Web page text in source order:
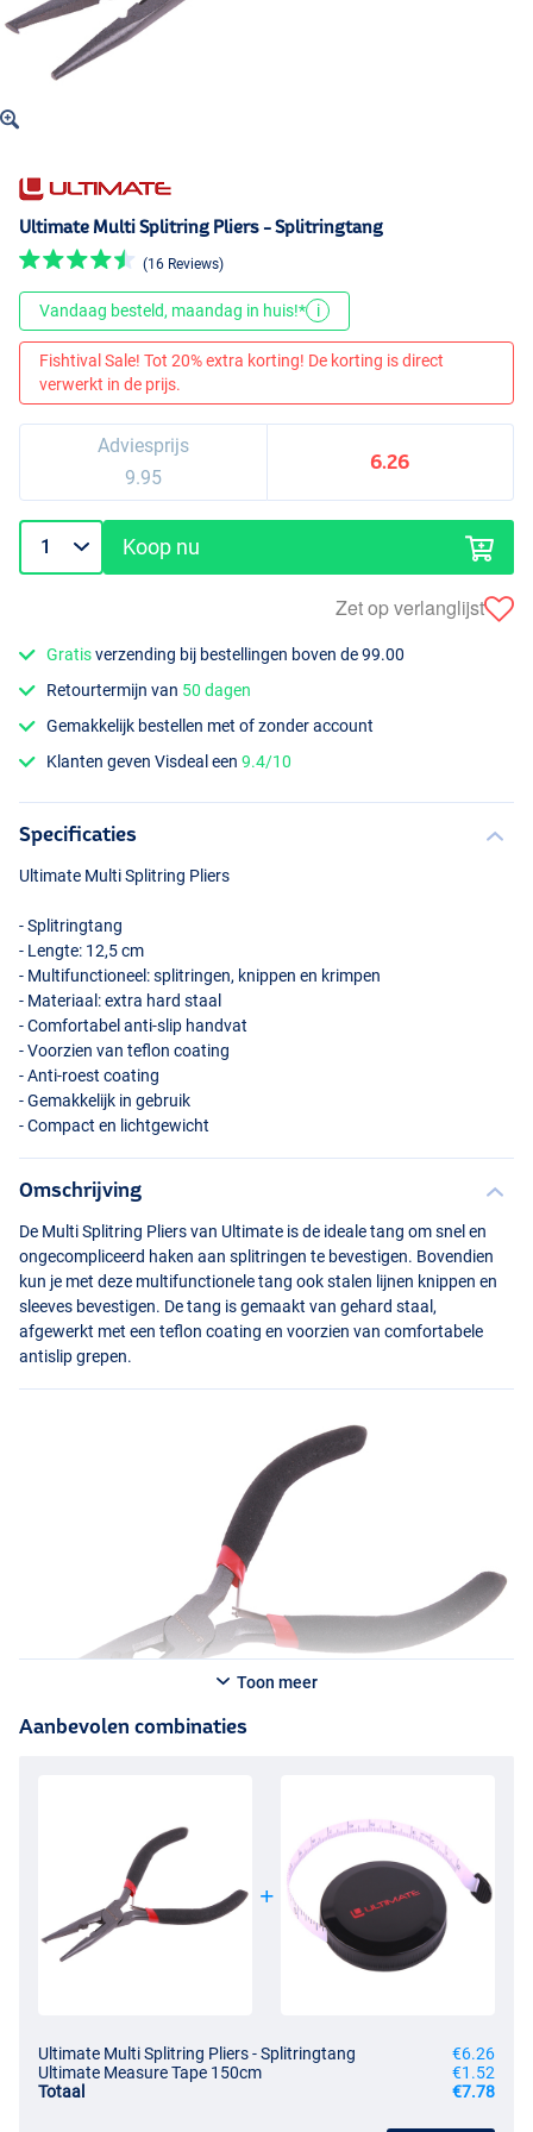
Ultimate Multi Splitring Pliers - Splitringtang
(16 Reviews)
Vandaag besteld, maandag in huis!* i
Fishtival Sale! Tot 20% extra korting! De korting is direct
verwerkt in de prijs.
Adviesprijs
9.95
6.26
Koop nu
Zet op verlanglijst
Gratisverzending bij bestellingen boven de 99.00
Retourtermijn van 50 dagen
Gemakkelijk bestellen met of zonder account
Klanten geven Visdeal een9.4/10
Specificaties
Ultimate Multi Splitring Pliers
- Splitringtang
- Lengte: 12,5 cm
- Multifunctioneel: splitringen, knippen en krimpen
- Materiaal: extra hard staal
- Comfortabel anti-slip handvat
- Voorzien van teflon coating
- Anti-roest coating
- Gemakkelijk in gebruik
- Compact en lichtgewicht
Omschrijving
De Multi Splitring Pliers van Ultimate is de ideale tang om snel en
ongecompliceerd haken aan splitringen te bevestigen. Bovendien
kun je met deze multifunctionele tang ook stalen lijnen knippen en
sleeves bevestigen. De tang is gemaakt van gehard staal,
afgewerkt met een teflon coating en voorzien van comfortabele
antislip grepen.
Toon meer
Aanbevolen combinaties
Ultimate Multi Splitring Pliers - Splitringtang
€6.26
Ultimate Measure Tape 150cm
€1.52
Totaal
€7.78